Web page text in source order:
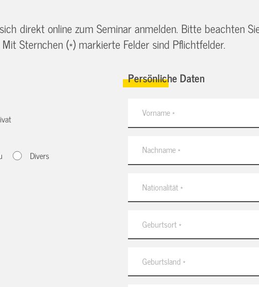
direkt online zum Seminar anmelden. Bitte beachten
Sternchen (*) markierte Felder sind Pflichtfelder.
Divers
Persönliche Daten